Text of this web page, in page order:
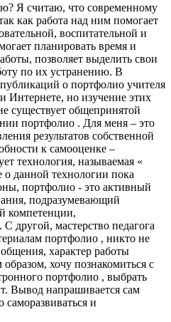
Я считаю, что современному
как работа над ним помогает
воспитательной и
планировать время и
позволяет выделить свои
по их устранению. В
о портфолио учителя
но изучение этих
существует общепринятой
портфолио . Для меня – это
результатов собственной
к самооценке –
технология, называемая «
данной технологии пока
портфолио - это активный
подразумевающий
компетенции,
другой, мастерство педагога
портфолио , никто не
характер работы
хочу познакомиться с
портфолио , выбрать
Вывод напрашивается сам
и